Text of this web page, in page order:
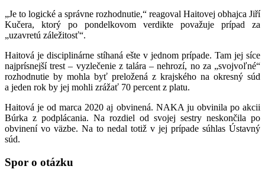
„Je to logické a správne rozhodnutie,“ reagoval Haitovej obhajca Jiří
Kučera, ktorý po pondelkovom verdikte považuje prípad za
„uzavretú záležitosť“.
Haitová je disciplinárne stíhaná ešte v jednom prípade. Tam jej síce
najprísnejší trest – vyzlečenie z talára – nehrozí, no za „svojvoľné“
rozhodnutie by mohla byť preložená z krajského na okresný súd
a jeden rok by jej mohli zrážať 70 percent z platu.
Haitová je od marca 2020 aj obvinená. NAKA ju obvinila po akcii
Búrka z podplácania. Na rozdiel od svojej sestry neskončila po
obvinení vo väzbe. Na to nedal totiž v jej prípade súhlas Ústavný
súd.
Spor o otázku